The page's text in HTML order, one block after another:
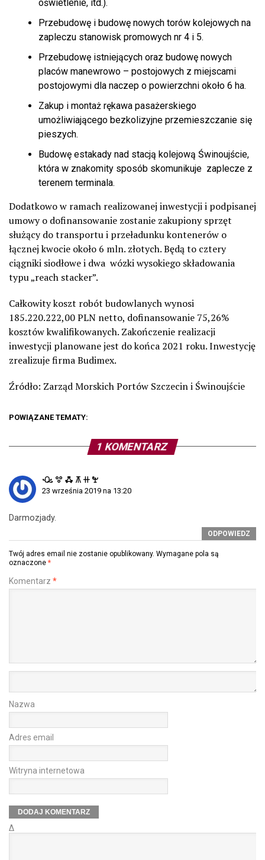
oświetlenie, itd.).
Przebudowę i budowę nowych torów kolejowych na
zapleczu stanowisk promowych nr 4 i 5.
Przebudowę istniejących oraz budowę nowych
placów manewrowo – postojowych z miejscami
postojowymi dla naczep o powierzchni około 6 ha.
Zakup i montaż rękawa pasażerskiego
umożliwiającego bezkolizyjne przemieszczanie się
pieszych.
Budowę estakady nad stacją kolejową Świnoujście,
która w znakomity sposób skomunikuje zaplecze z
terenem terminala.
Dodatkowo w ramach realizowanej inwestycji i podpisanej
umowy o dofinansowanie zostanie zakupiony sprzęt
służący do transportu i przeładunku kontenerów o
łącznej kwocie około 6 mln. złotych. Będą to cztery
ciągniki siodłowe i dwa wózki wysokiego składowania
typu „reach stacker”.
Całkowity koszt robót budowlanych wynosi
185.220.222,00 PLN netto, dofinansowanie 75,26%
kosztów kwalifikowanych. Zakończenie realizacji
inwestycji planowane jest do końca 2021 roku. Inwestycję
zrealizuje firma Budimex.
Źródło: Zarząd Morskich Portów Szczecin i Świnoujście
POWIĄZANE TEMATY:
1 KOMENTARZ
ꘐ ꖜ ꗈ ꕧ ꔠ ꖟ
23 września 2019 na 13:20
Darmozjady.
ODPOWIEDZ
Twój adres email nie zostanie opublikowany. Wymagane pola są
oznaczone *
Komentarz *
Nazwa
Adres email
Witryna internetowa
Δ